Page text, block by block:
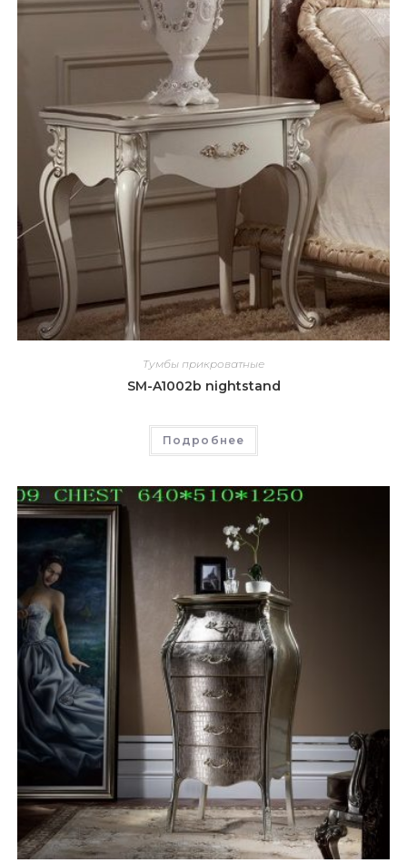
Тумбы прикроватные
SM-A1002b nightstand
Подробнее